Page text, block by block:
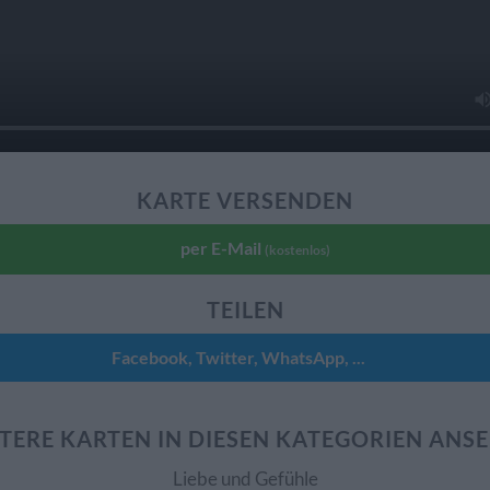
KARTE VERSENDEN
per E-Mail (kostenlos)
TEILEN
Facebook, Twitter, WhatsApp, ...
KARTEN IN DIESEN KATEGORIEN
Liebe und Gefühle